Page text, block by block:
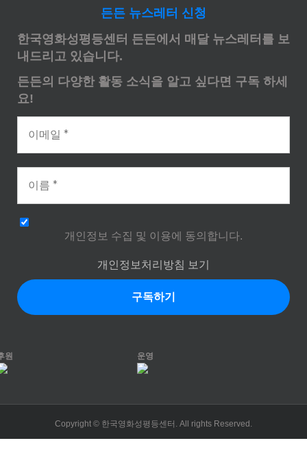
든든 뉴스레터 신청
한국영화성평등센터 든든에서 매달 뉴스레터를 보
내드리고 있습니다.
든든의 다양한 활동 소식을 알고 싶다면 구독 하세
요!
개인정보 수집 및 이용에 동의합니다.
개인정보처리방침 보기
운영
원
Copyright © 한국영화성평등센터. All rights Reserved.